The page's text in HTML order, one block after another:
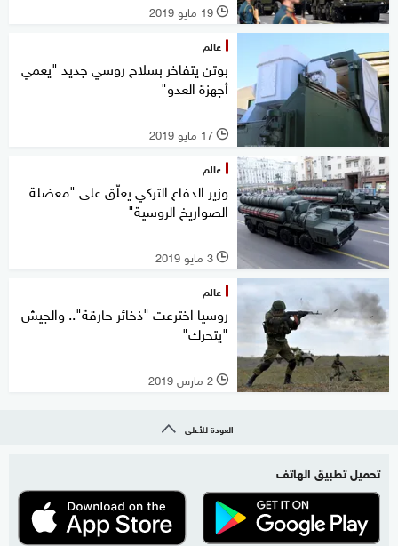
l 19 مايو 2019
عالم
بوتن يتفاخر بسلاح روسي جديد "يعمي
أجهزة العدو"
l 17 مايو 2019
عالم
وزير الدفاع التركي يعلّق على "معضلة
الصواريخ الروسية"
l 3 مايو 2019
عالم
روسيا اخترعت "ذخائر حارقة".. والجيش
"يتحرك"
l 2 مارس 2019
العودة للأعلى
تحميل تطبيق الهاتف